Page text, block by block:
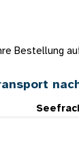
Bestellung